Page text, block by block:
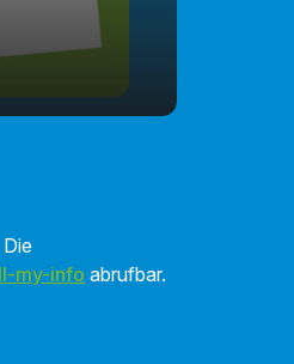
Die
my-info abrufbar.